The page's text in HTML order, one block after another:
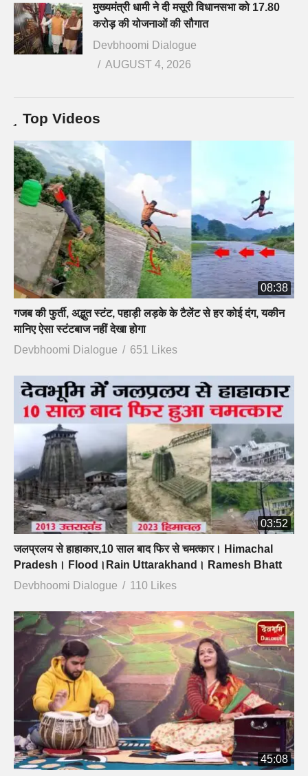
मुख्यमंत्री धामी ने दी मसूरी विधानसभा को 17.80
करोड़ की योजनाओं की सौगात
Devbhoomi Dialogue
AUGUST 4, 2026
Top Videos
08:38
गजब की फुर्ती, अद्भुत स्टंट, पहाड़ी लड़के के टैलेंट से हर कोई दंग, यकीन
मानिए ऐसा स्टंटबाज नहीं देखा होगा
Devbhoomi Dialogue
651 Likes
03:52
जलप्रलय से हाहाकार,10 साल बाद फिर से चमत्कार। Himachal
Pradesh। Flood।Rain Uttarakhand। Ramesh Bhatt
Devbhoomi Dialogue
110 Likes
45:08